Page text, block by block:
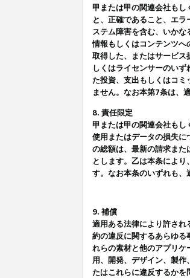
甲または甲の関連会社もし
と、正確であること、エ
ステム障害を含む、いか
情報もしくはコンテンツへ
取得した、またはサービス
しくはライセンサーのい
た投資、支出もしくはコ
ません。なお本第7条は、
8. 責任限定
甲または甲の関連会社もし
使用またはデータの損失
の総額は、最新の請求ま
とします。乙は本条によ
す。なお本条のいずれも、
9. 補償
適用ある法律により許さ
約の違反に関するあらゆる
れらの素材と他のアプリ
用、開発、デザイン、製
たはこれらに違反するかを